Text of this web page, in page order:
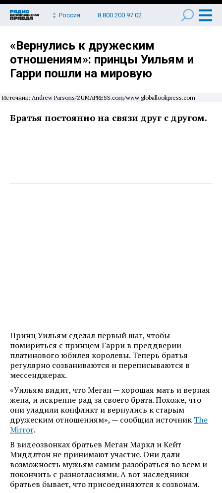
Россия 8 800 200 97 02
«Вернулись к дружеским
отношениям»: принцы Уильям и
Гарри пошли на мировую
Источник: Andrew Parsons/ZUMAPRESS.com/www.globallookpress.com
Братья постоянно на связи друг с другом.
Принц Уильям сделал первый шаг, чтобы
помириться с принцем Гарри в преддверии
платинового юбилея королевы. Теперь братья
регулярно созваниваются и переписываются в
мессенджерах.
«Уильям видит, что Меган — хорошая мать и верная
жена, и искренне рад за своего брата. Похоже, что
они уладили конфликт и вернулись к старым
дружеским отношениям», — сообщил источник The
Mirror.
В видеозвонках братьев Меган Маркл и Кейт
Миддлтон не принимают участие. Они дали
возможность мужьям самим разобраться во всем и
покончить с разногласиями. А вот наследники
братьев бывает, что присоединяются к созвонам.